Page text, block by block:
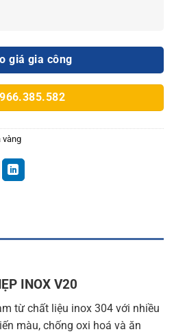
giá gia công
vàng
INOX V20
từ chất liệu inox 304 với nhiều
màu, chống oxi hoá và ăn